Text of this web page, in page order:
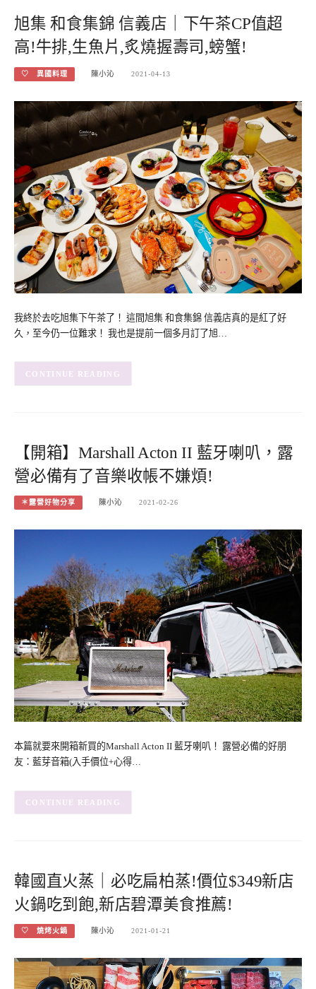
旭集 和食集錦 信義店｜下午茶CP值超
高!牛排,生魚片,炙燒握壽司,螃蟹!
♡ 異國料理 陳小沁 2021-04-13
我終於去吃旭集下午茶了！ 這間旭集 和食集錦 信義店真的是紅了好
久，至今仍一位難求！ 我也是提前一個多月訂了旭…
CONTINUE READING
【開箱】Marshall Acton II 藍牙喇叭，露
營必備有了音樂收帳不嫌煩!
＊露營好物分享 陳小沁 2021-02-26
本篇就要來開箱新買的Marshall Acton II 藍牙喇叭！ 露營必備的好朋
友：藍芽音箱(入手價位+心得…
CONTINUE READING
韓國直火蒸｜必吃扁柏蒸!價位$349新店
火鍋吃到飽,新店碧潭美食推薦!
♡ 燒烤火鍋 陳小沁 2021-01-21